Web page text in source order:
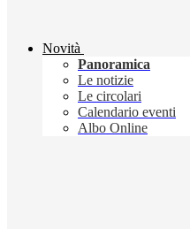
Novità
Panoramica
Le notizie
Le circolari
Calendario eventi
Albo Online